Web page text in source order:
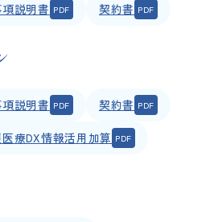
説明書 契約書
説明書 契約書
療DX情報活用加算